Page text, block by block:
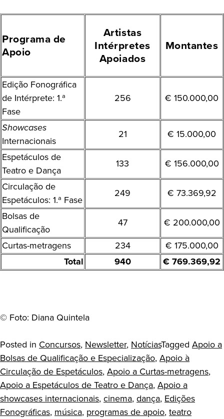
Programa de
Apoio
Artistas
Intérpretes
Apoiados
Montantes
Edição Fonográfica
de Intérprete: 1.ª
Fase
256 € 150.000,00
Showcases
Internacionais
21
€ 15.000,00
Espetáculos de
Teatro e Dança
133
€ 156.000,00
Circulação de
Espetáculos: 1.ª Fase
249
€ 73.369,92
Bolsas de
Qualificação
47
€ 200.000,00
Curtas-metragens
234
€ 175.000,00
Total
940 € 769.369,92
© Foto: Diana Quintela
Posted in Concursos, Newsletter, NotíciasTagged Apoio a
Bolsas de Qualificação e Especialização, Apoio à
Circulação de Espetáculos, Apoio a Curtas-metragens,
Apoio a Espetáculos de Teatro e Dança, Apoio a
showcases internacionais, cinema, dança, Edições
Fonográficas, música, programas de apoio, teatro